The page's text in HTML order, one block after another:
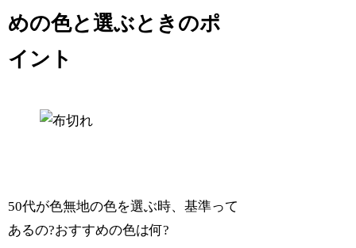
めの色と選ぶときのポ
イント
50代が色無地の色を選ぶ時、基準って
あるの?おすすめの色は何?